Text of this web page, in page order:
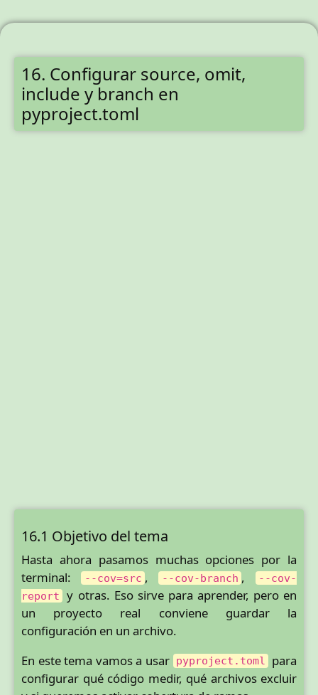
16. Configurar source, omit,
include y branch en
pyproject.toml
16.1 Objetivo del tema
Hasta ahora pasamos muchas opciones por la
terminal: --cov=src , --cov-branch ,
--cov-
report
y otras. Eso sirve para aprender, pero en
un proyecto real conviene guardar la
configuración en un archivo.
En este tema vamos a usar pyproject.toml
para
configurar qué código medir, qué archivos excluir